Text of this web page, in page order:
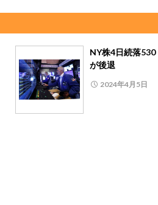
NY株4日続落530
が後退
2024年4月5日